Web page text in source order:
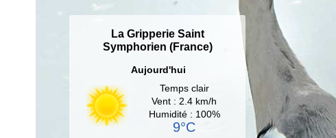
La Gripperie Saint
Symphorien (France)
Aujourd'hui
Temps clair
Vent : 2.4 km/h
Humidité : 100%
9°C